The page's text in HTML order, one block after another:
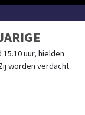
uur, hielden
worden verdacht